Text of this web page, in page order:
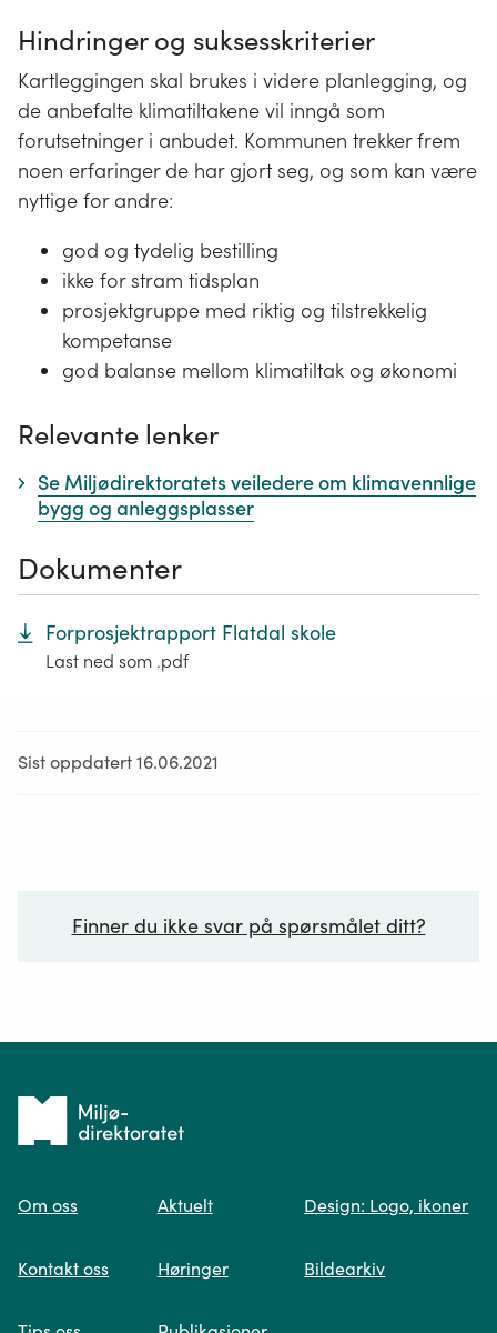
Hindringer og suksesskriterier
Kartleggingen skal brukes i videre planlegging, og
de anbefalte klimatiltakene vil inngå som
forutsetninger i anbudet. Kommunen trekker frem
noen erfaringer de har gjort seg, og som kan være
nyttige for andre:
god og tydelig bestilling
ikke for stram tidsplan
prosjektgruppe med riktig og tilstrekkelig
kompetanse
god balanse mellom klimatiltak og økonomi
Relevante lenker
Se Miljødirektoratets veiledere om klimavennlige
bygg og anleggsplasser
Dokumenter
Forprosjektrapport Flatdal skole
Last ned som .pdf
Sist oppdatert 16.06.2021
Finner du ikke svar på spørsmålet ditt?
Spør oss
Tilbake
forsiden
Om oss
Kontakt oss
Aktuelt
Høringer
Design: Logo, ikoner
Bildearkiv